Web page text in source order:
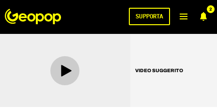
2
SUPPORTA
VIDEO SUGGERITO